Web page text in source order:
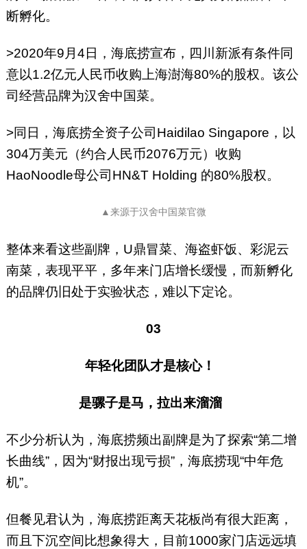
断孵化。
>2020年9月4日，海底捞宣布，四川新派有条件同
意以1.2亿元人民币收购上海澍海80%的股权。该公
司经营品牌为汉舍中国菜。
>同日，海底捞全资子公司Haidilao Singapore，以
304万美元（约合人民币2076万元）收购
HaoNoodle母公司HN&T Holding 的80%股权。
▲来源于汉舍中国菜官微
整体来看这些副牌，U鼎冒菜、海盗虾饭、彩泥云
南菜，表现平平，多年来门店增长缓慢，而新孵化
的品牌仍旧处于实验状态，难以下定论。
03
年轻化团队才是核心！
是骡子是马，拉出来溜溜
不少分析认为，海底捞频出副牌是为了探索“第二增
长曲线”，因为“财报出现亏损”，海底捞现“中年危
机”。
但餐见君认为，海底捞距离天花板尚有很大距离，
而且下沉空间比想象得大，目前1000家门店远远填